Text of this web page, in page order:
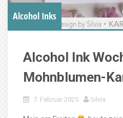
Alcohol Inks
Alcohol Ink
Mohnblumen-
7. Februar 2025 Silvia